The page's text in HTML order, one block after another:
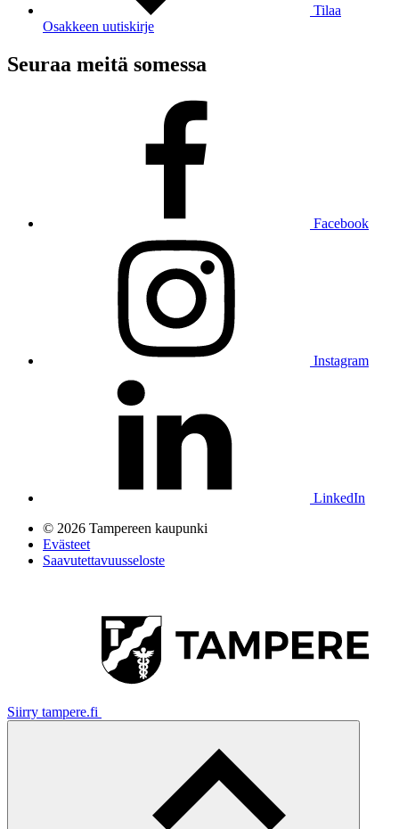
Tilaa
Osakkeen uutiskirje
Seuraa meitä somessa
Facebook
Instagram
LinkedIn
© 2026 Tampereen kaupunki
Evästeet
Saavutettavuusseloste
Siirry tampere.fi